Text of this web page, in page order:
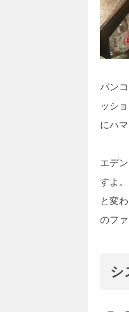
バン
ッシ
にハ
エデ
すよ
と変
のフ
シ